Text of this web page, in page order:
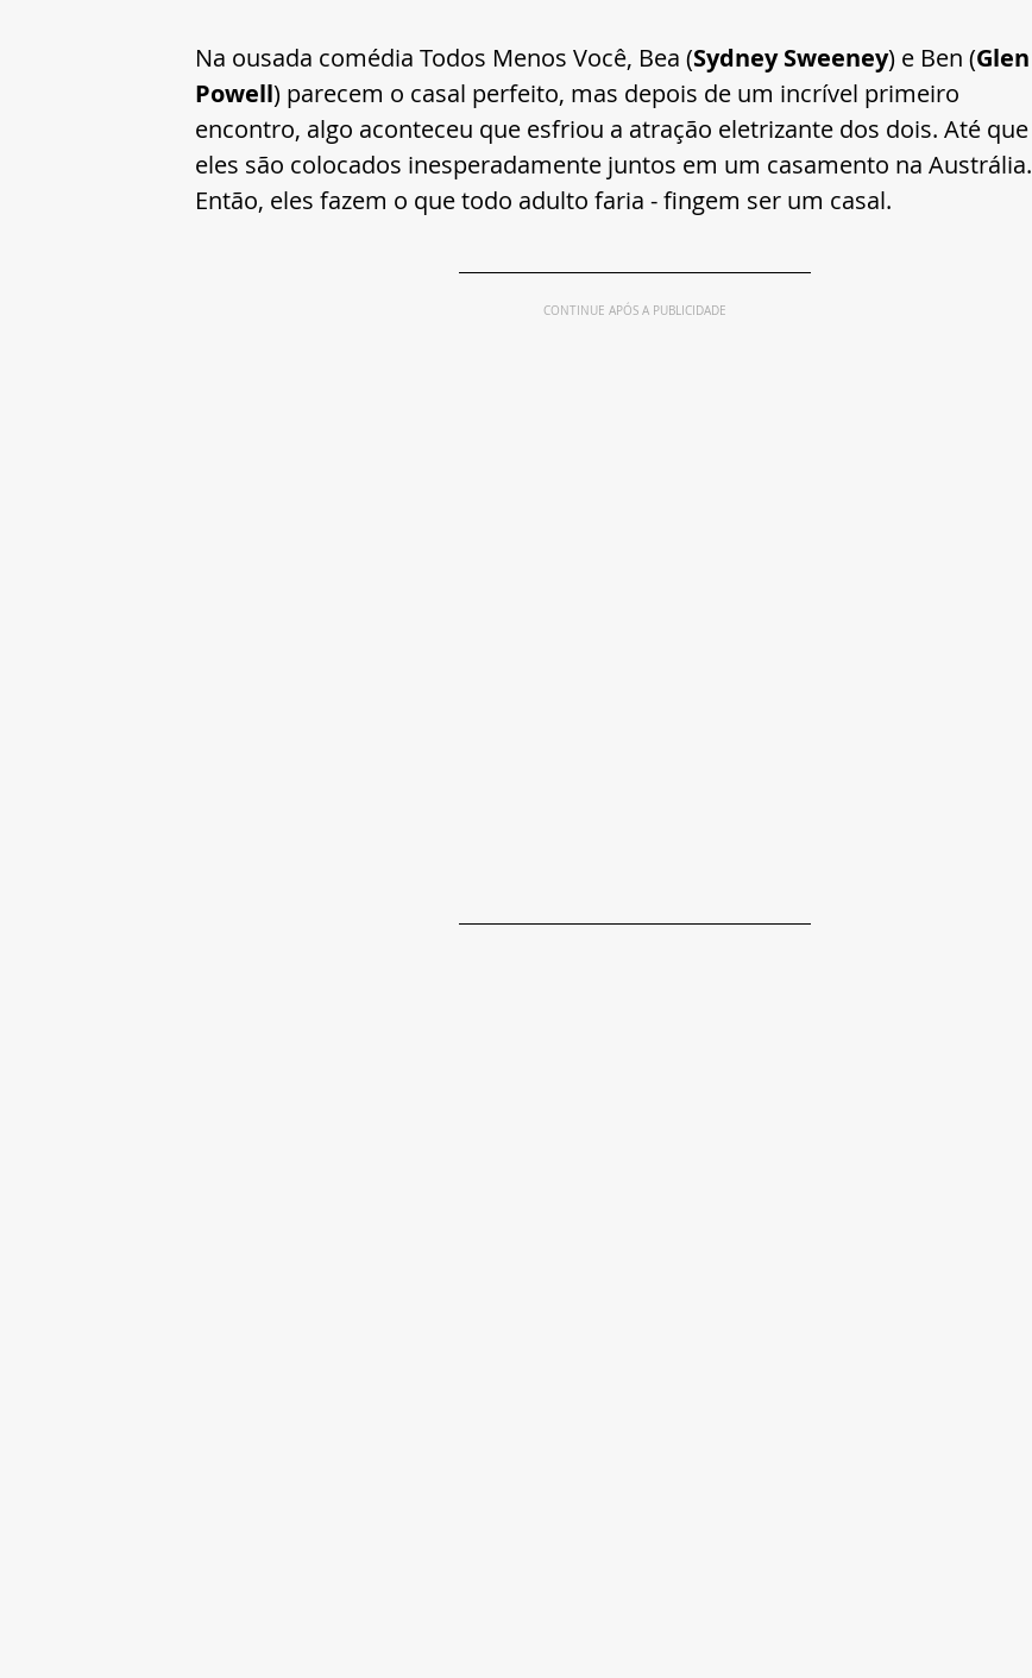
Na ousada comédia Todos Menos Você, Bea (Sydney Sweeney) e Ben (Glen
Powell) parecem o casal perfeito, mas depois de um incrível primeiro
encontro, algo aconteceu que esfriou a atração eletrizante dos dois. Até que
eles são colocados inesperadamente juntos em um casamento na Austrália.
Então, eles fazem o que todo adulto faria - fingem ser um casal.
CONTINUE APÓS A PUBLICIDADE